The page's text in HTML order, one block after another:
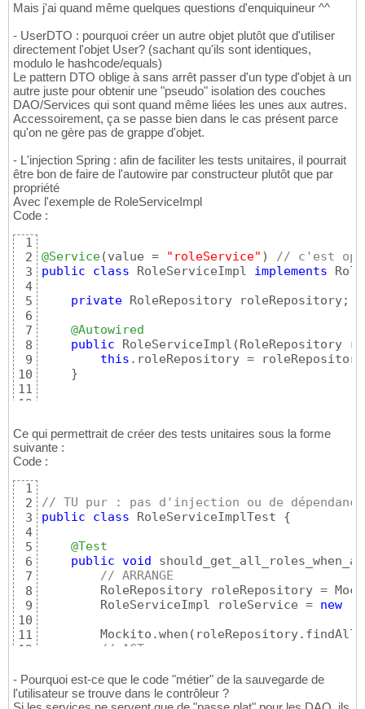
Mais j'ai quand même quelques questions d'enquiquineur ^^
- UserDTO : pourquoi créer un autre objet plutôt que d'utiliser
directement l'objet User? (sachant qu'ils sont identiques,
modulo le hashcode/equals)
Le pattern DTO oblige à sans arrêt passer d'un type d'objet à un
autre juste pour obtenir une "pseudo" isolation des couches
DAO/Services qui sont quand même liées les unes aux autres.
Accessoirement, ça se passe bien dans le cas présent parce
qu'on ne gère pas de grappe d'objet.
- L'injection Spring : afin de faciliter les tests unitaires, il pourrait
être bon de faire de l'autowire par constructeur plutôt que par
propriété
Avec l'exemple de RoleServiceImpl
Code :
1
2
3
4
5
6
7
8
9
10
11
12
@Service(value = "roleService" )
// c'est
public
class RoleServiceImpl implements
private RoleRepository roleRepository;
@Autowired
public RoleServiceImpl ( RoleRepository
this .roleRepository =
}
Ce qui permettrait de créer des tests unitaires sous la forme
suivante :
Code :
1
2
3
4
5
6
7
8
9
10
11
12
14
15
// TU pur : pas d'injection ou de
public
class RoleServiceImplTest {
@Test
public void
// ARRANGE
RoleRepository roleRepository =
        RoleServiceImpl roleService =
new
        Mockito.when
( roleRepository.findAll
// ACT
// ASSERT
- Pourquoi est-ce que le code "métier" de la sauvegarde de
l'utilisateur se trouve dans le contrôleur ?